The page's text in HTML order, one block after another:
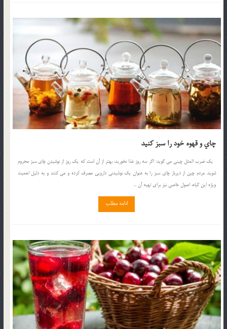
چاي و قهوه خود را سبز كنيد
يك ضرب المثل چيني مي گويد: اگر سه روز غذا نخوريد، بهتر از آن است كه يك روز از نوشيدن چاي سبز محروم
شويد. مردم چين از ديرباز چاي سبز را به عنوان يك نوشيدني دارويي مصرف كرده و مي كنند و به دليل اهميت
ويژه اين گياه، اصول خاصي نيز براي تهيه آن ...
ادامه مطلب